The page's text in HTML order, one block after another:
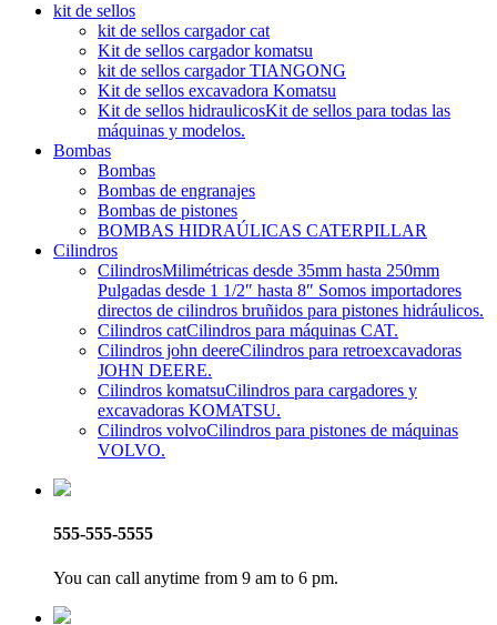
kit de sellos
kit de sellos cargador cat
Kit de sellos cargador komatsu
kit de sellos cargador TIANGONG
Kit de sellos excavadora Komatsu
Kit de sellos hidraulicosKit de sellos para todas las
máquinas y modelos.
Bombas
Bombas
Bombas de engranajes
Bombas de pistones
BOMBAS HIDRAÚLICAS CATERPILLAR
Cilindros
CilindrosMilimétricas desde 35mm hasta 250mm
Pulgadas desde 1 1/2″ hasta 8″ Somos importadores
directos de cilindros bruñidos para pistones hidráulicos.
Cilindros catCilindros para máquinas CAT.
Cilindros john deereCilindros para retroexcavadoras
JOHN DEERE.
Cilindros komatsuCilindros para cargadores y
excavadoras KOMATSU.
Cilindros volvoCilindros para pistones de máquinas
VOLVO.
555-555-5555
You can call anytime from 9 am to 6 pm.